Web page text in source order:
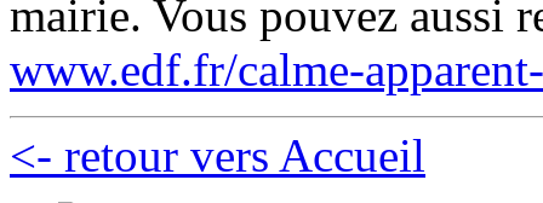
mairie. Vous pouvez aussi
www.edf.fr/calme-
<- retour vers Accueil